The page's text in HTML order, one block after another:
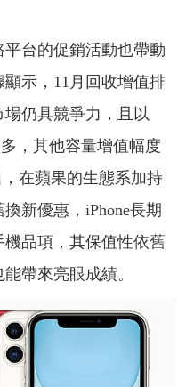
台的促銷活動也帶動
示，11月回收增值排
場仍具競爭力，且以
，其他容量增值幅度
在蘋果的生態系加持
新優惠，iPhone長期
品項，其保值性依舊
帶來亮眼成績。